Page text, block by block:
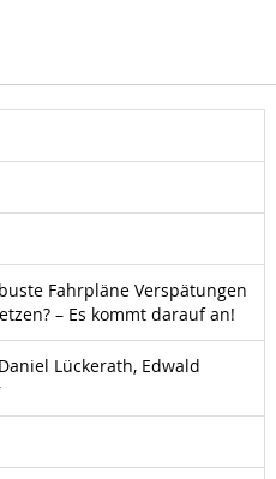
Fahrpläne Verspätungen
– Es kommt darauf an!
Lückerath, Edwald